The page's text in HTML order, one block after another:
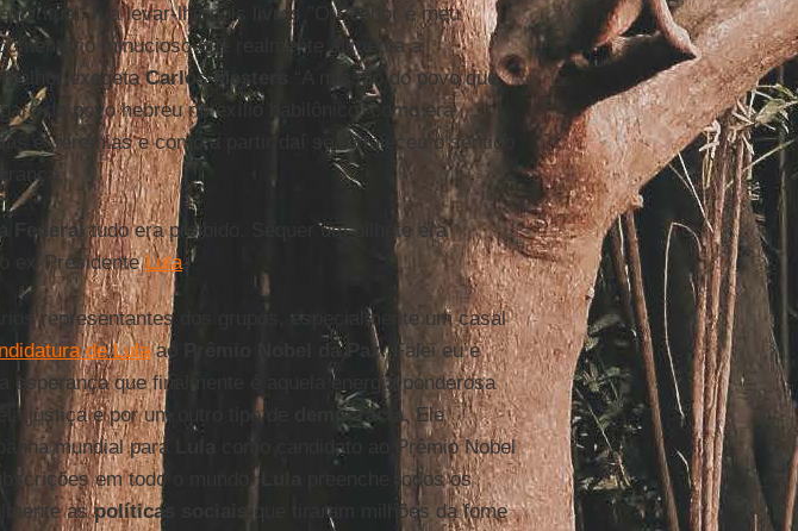
Iria levar-lhe dois livros ”O Senhor é meu
minucioso que realmente alimenta a
exegetaCarlos Mesters
“A missão do povo que
do povo hebreu no exílio babilônico, como era
e Jeremias e como a partir daí se fortaleceu o sentido
Federal tudo era proibido. Sequer um bilhete era
ex-PresidenteLula.
representantes dos grupos, especialmente um casal
de Lulaao Prêmio Nobel da Paz. Falei eu e
esperança que finalmente é aquela energia ponderosa
justiça e por um outro tipo de
democracia. Ele
mundial para
como candidato ao Prêmio Nobel
em todo o mundo.
preenche todos os
aspolíticas sociais
que tiraram milhões da fome